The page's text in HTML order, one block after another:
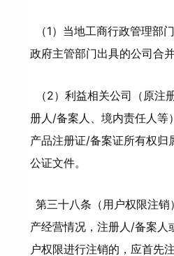
（1）当地工商行政管理部
政府主管部门出具的公司合
（2）利益相关公司（原注
册人/备案人、境内责任人等
产品注册证/备案证所有权归
公证文件。
第三十八条（用户权限注销
产经营情况，注册人/备案人
户权限进行注销的，应首先